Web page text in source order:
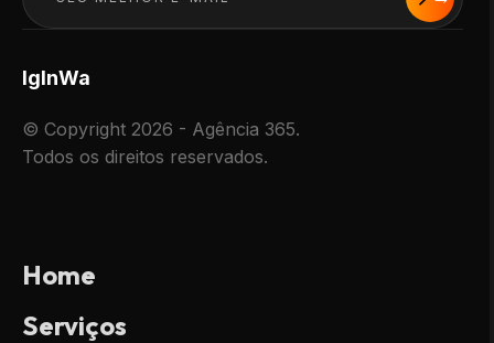
IgInWa
© Copyright 2026 - Agência 365.
Todos os direitos reservados.
Home
Serviços